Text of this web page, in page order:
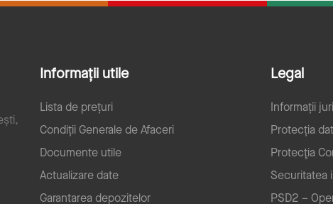
Informații utile
Lista de prețuri
Condiții Generale de Afaceri
Documente utile
Actualizare date
Garantarea depozitelor
Legal
Informații
Protecția
Protecţia
Securitatea
PSD2 –